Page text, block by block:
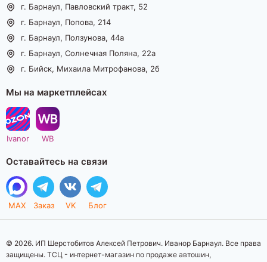
г. Барнаул, Павловский тракт, 52
г. Барнаул, Попова, 214
г. Барнаул, Ползунова, 44а
г. Барнаул, Солнечная Поляна, 22а
г. Бийск, Михаила Митрофанова, 2б
Мы на маркетплейсах
Ivanor WB
Оставайтесь на связи
MAX Заказ VK Блог
© 2026. ИП Шерстобитов Алексей Петрович. Иванор Барнаул. Все права
защищены. ТСЦ - интернет-магазин по продаже автошин,